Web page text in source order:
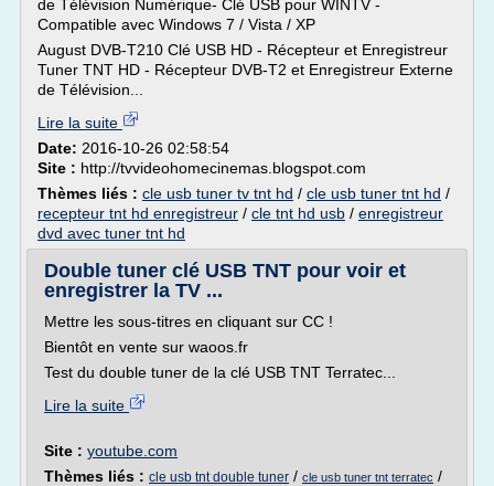
de Télévision Numérique- Clé USB pour WINTV -
Compatible avec Windows 7 / Vista / XP
August DVB-T210 Clé USB HD - Récepteur et Enregistreur
Tuner TNT HD - Récepteur DVB-T2 et Enregistreur Externe
de Télévision...
Lire la suite
Date: 2016-10-26 02:58:54
Site : http://tvvideohomecinemas.blogspot.com
Thèmes liés : cle usb tuner tv tnt hd / cle usb tuner tnt hd /
recepteur tnt hd enregistreur / cle tnt hd usb / enregistreur
dvd avec tuner tnt hd
Double tuner clé USB TNT pour voir et
enregistrer la TV ...
Mettre les sous-titres en cliquant sur CC !
Bientôt en vente sur waoos.fr
Test du double tuner de la clé USB TNT Terratec...
Lire la suite
Site : youtube.com
Thèmes liés : cle usb tnt double tuner / cle usb tuner tnt terratec /